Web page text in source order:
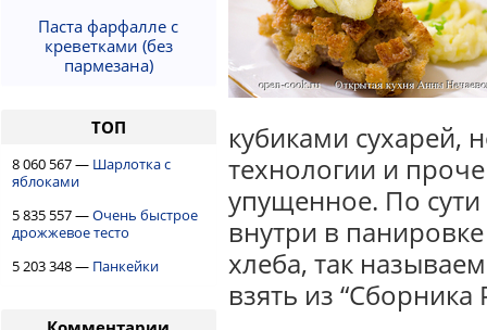
Паста фарфалле с
креветками (без
пармезана)
ТОП
8 060 567 — Шарлотка с
яблоками
5 835 557 —Очень быстрое
дрожжевое тесто
5 203 348 — Панкейки
кубиками сухарей,
технологии и
упущенное. По сути
внутри в
хлеба, так
взять из “Сборника